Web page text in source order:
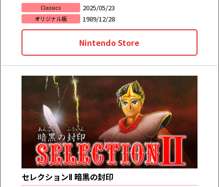
Classics 2025/05/23
オリジナル版 1989/12/28
Nintendo Store
セレクションⅡ 暗黒の封印